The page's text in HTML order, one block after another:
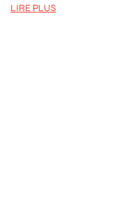
LIRE PLUS